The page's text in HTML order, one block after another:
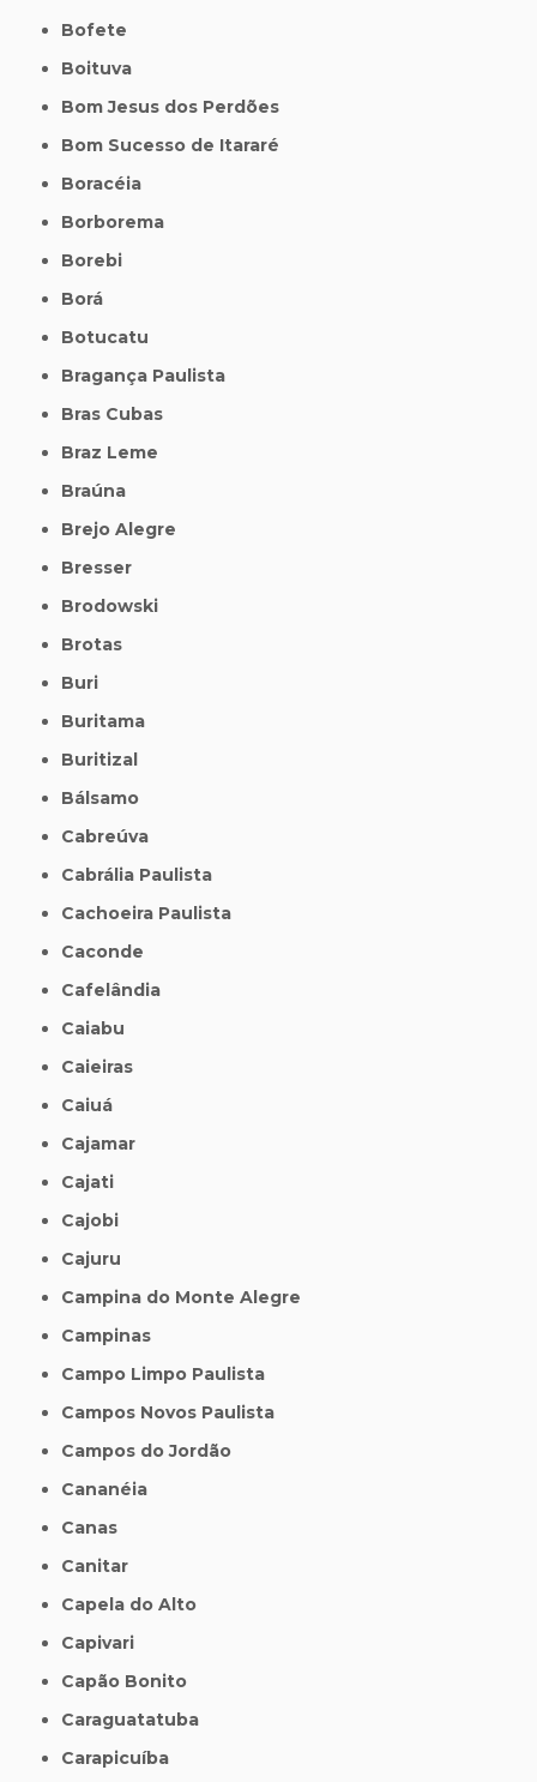
Bofete
Boituva
Bom Jesus dos Perdões
Bom Sucesso de Itararé
Boracéia
Borborema
Borebi
Borá
Botucatu
Bragança Paulista
Bras Cubas
Braz Leme
Braúna
Brejo Alegre
Bresser
Brodowski
Brotas
Buri
Buritama
Buritizal
Bálsamo
Cabreúva
Cabrália Paulista
Cachoeira Paulista
Caconde
Cafelândia
Caiabu
Caieiras
Caiuá
Cajamar
Cajati
Cajobi
Cajuru
Campina do Monte Alegre
Campinas
Campo Limpo Paulista
Campos Novos Paulista
Campos do Jordão
Cananéia
Canas
Canitar
Capela do Alto
Capivari
Capão Bonito
Caraguatatuba
Carapicuíba